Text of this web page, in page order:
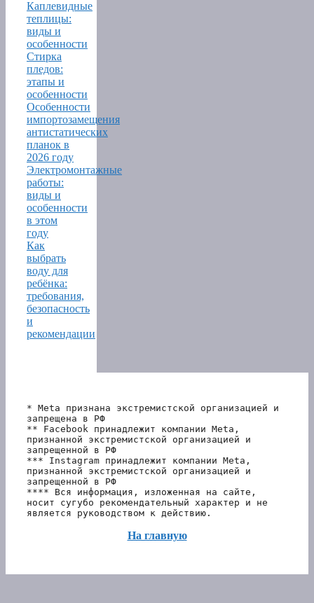
Каплевидные
теплицы:
виды и
особенности
Стирка
пледов:
этапы и
особенности
Особенности
импортозамещения
антистатических
планок в
2026 году
Электромонтажные
работы:
виды и
особенности
в этом
году
Как
выбрать
воду для
ребёнка:
требования,
безопасность
и
рекомендации
* Meta признана экстремистской организацией и
запрещена в РФ
** Facebook принадлежит компании Meta,
признанной экстремистской организацией и
запрещенной в РФ
*** Instagram принадлежит компании Meta,
признанной экстремистской организацией и
запрещенной в РФ
**** Вся информация, изложенная на сайте,
носит сугубо рекомендательный характер и не
является руководством к действию.
На главную